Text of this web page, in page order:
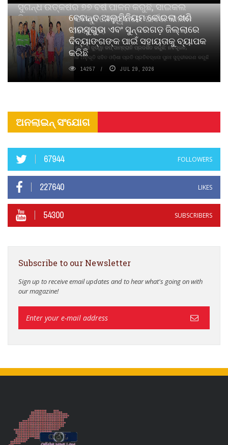
ସୁଗନ୍ଧ ଉତ୍କର୍ଷର ୭୭ ବର୍ଷ ପାଳନ କରୁଛି, ସାଇକଲ
ପିୟୋର୍‌ ଅଗରବତୀ ଭୁବନେଶ୍ୱରରେ ପାର୍ବଣ କାଳୀନ
ନବସୃଜନ ଉନ୍ମୋଚନ କଲା
ବାଉଁଶ ବିହୀନ କଠିନ ଧୂପ ଏବଂ ମେଦିନୀ ଜୁଡୱା କପ୍‌ ସାମ୍ବ୍ରାନି ପ୍ରଦର୍ଶିତ କରୁଛି; ନବସୃଜନ,
ଦୀର୍ଘସ୍ଥାୟିତା ଏବଂ ଆଧ୍ୟାତ୍ମିକ ଅନୁଭୂତି ସହିତ ଓଡ଼ିଶା ପ୍ରତି ପ୍ରତିବଦ୍ଧତା ପୁନଃ ସୁଦୃଢୀକରଣ କରୁଛି
ବେଦାନ୍ତ ଆଲୁମିନିୟମ କୋଇଲା ଖଣି
ଝାରସୁଗୁଡା ଏବଂ ସୁନ୍ଦରଗଡ଼ ଜିଲ୍ଲାରେ
ଦିବ୍ୟାଙ୍ଗଙ୍କ ପାଇଁ ସହାୟତାକୁ ବ୍ୟାପକ
କରିଛି
14257 JUL 29, 2026
ଅନଲାଇନ୍ ସଂଯୋଗ
67944 FOLLOWERS
227640 LIKES
54300 SUBSCRIBERS
Subscribe to our Newsletter
Sign up to receive email updates and to hear what's going on with
our magazine!